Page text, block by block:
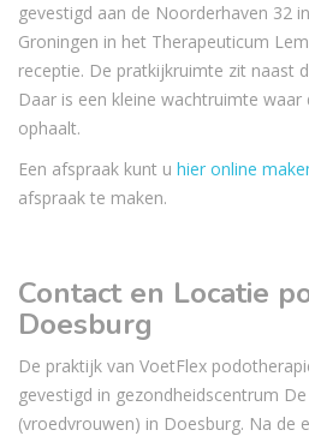
gevestigd aan de Noorderhaven 32
Groningen in het Therapeuticum
receptie. De pratkijkruimte zit naast
Daar is een kleine wachtruimte
ophaalt.
Een afspraak kunt u hier online
afspraak te maken.
Contact en Locatie
Doesburg
De praktijk van VoetFlex
gevestigd in gezondheidscentrum
(vroedvrouwen) in Doesburg. Na de